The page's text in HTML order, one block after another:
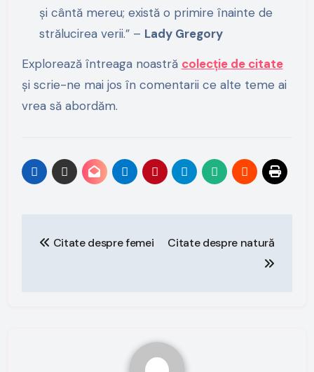
și cântă mereu; există o primire înainte de
strălucirea verii.” – Lady Gregory
Explorează întreaga noastră colecție de citate
și scrie-ne mai jos în comentarii ce alte teme ai
vrea să abordăm.
navigation
Citate despre femei Citate despre natură